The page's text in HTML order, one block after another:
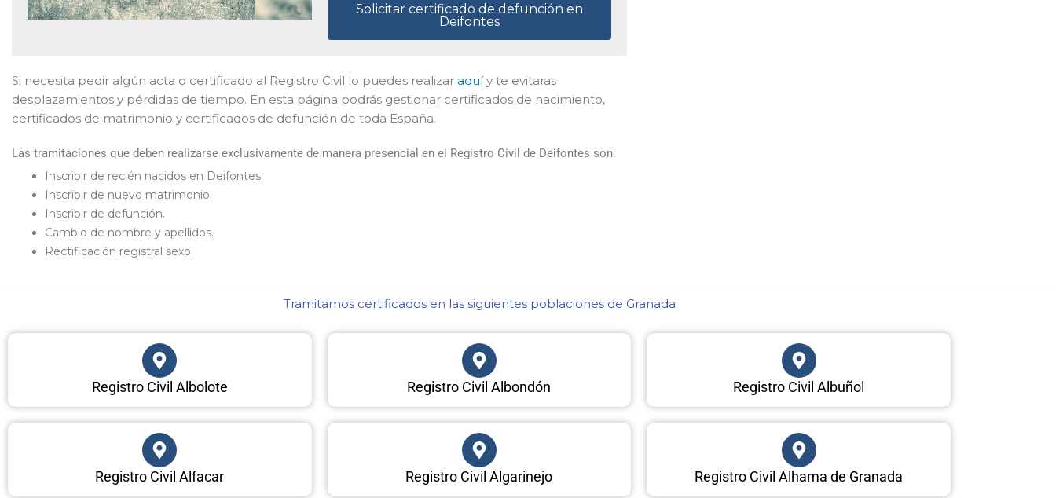
Solicitar certificado de defunción en
Deifontes
Si necesita pedir algún acta o certificado al Registro Civil lo puedes realizar aquíy te evitaras
desplazamientos y pérdidas de tiempo. En esta página podrás gestionar certificados de nacimiento,
certificados de matrimonio y certificados de defunción de toda España.
Las tramitaciones que deben realizarse exclusivamente de manera presencial en el Registro Civil de Deifontes son:
Inscribir de recién nacidos en Deifontes.
Inscribir de nuevo matrimonio.
Inscribir de defunción.
Cambio de nombre y apellidos.
Rectificación registral sexo.
Tramitamos certificados en las siguientes poblaciones de Granada​
Registro Civil Albolote Registro Civil Albondón Registro Civil Albuñol
Registro Civil Alfacar Registro Civil Algarinejo Registro Civil Alhama de Granada